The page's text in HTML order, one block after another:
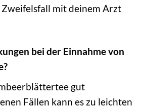
mit deinem Arzt
bei der Einnahme von
gut
Fällen kann es zu leichten